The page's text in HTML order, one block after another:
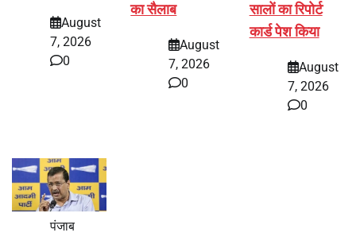
August
7, 2026
0
का सैलाब
August
7, 2026
0
सालों का रिपोर्ट
कार्ड पेश किया
August
7, 2026
0
पंजाब